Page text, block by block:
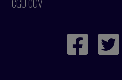
CGU CGV